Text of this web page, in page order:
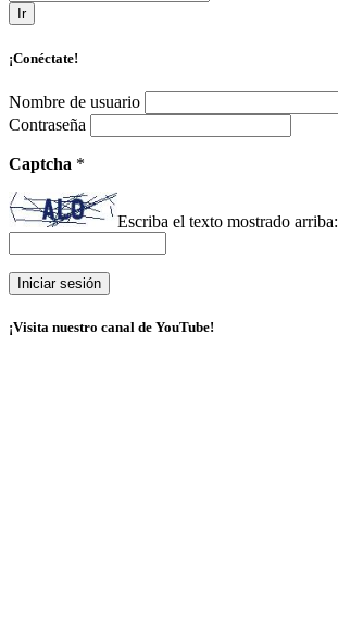
Ir
¡Conéctate!
Nombre de usuario
Contraseña
Captcha *
Escriba el texto mostrado arriba:
¡Visita nuestro canal de YouTube!